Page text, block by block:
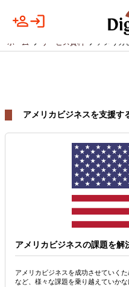
ホーム サービス資料 アメリカ
アメリカビジネスを支援す
アメリカビジネスの課題を解
アメリカビジネスを成功させていく
など、様々な課題を乗り越えていか